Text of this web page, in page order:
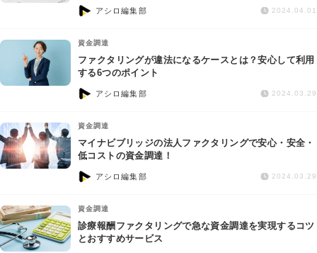
債務整理
交通事故
労働問題
おすすめ弁護士診断
AI Search Premium
アシロ編集部 2024.04.01
資金調達
ファクタリングが違法になるケースとは？安心して利用
する6つのポイント
アシロ編集部 2024.03.29
資金調達
マイナビブリッジの法人ファクタリングで安心・安全・
低コストの資金調達！
アシロ編集部 2024.03.29
資金調達
診療報酬ファクタリングで急な資金調達を実現するコツ
とおすすめサービス